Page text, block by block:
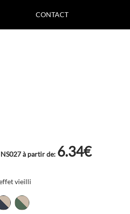
CONTACT
à partir de: 6.34€
vieilli